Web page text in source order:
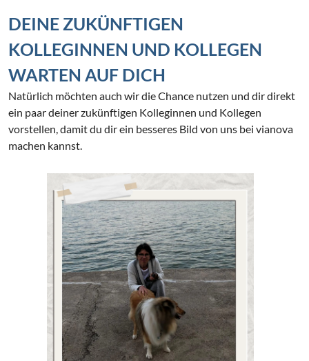
DEINE ZUKÜNFTIGEN
KOLLEGINNEN UND KOLLEGEN
WARTEN AUF DICH
Natürlich möchten auch wir die Chance nutzen und dir direkt
ein paar deiner zukünftigen Kolleginnen und Kollegen
vorstellen, damit du dir ein besseres Bild von uns bei vianova
machen kannst.